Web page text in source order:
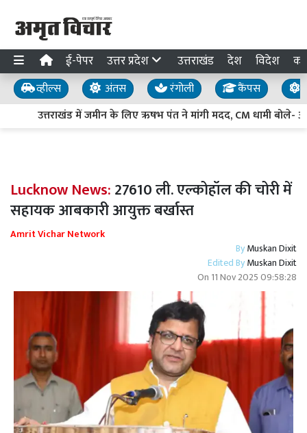
ई-पेपर उत्तर प्रदेश उत्तराखंड देश विदेश
व्हील्स अंतस रंगोली कैंपस
उत्तराखंड में जमीन के लिए ऋषभ पंत ने मांगी मदद, CM धामी बोले-
Lucknow News:27610 ली. एल्कोहॉल की चोरी में
सहायक आबकारी आयुक्त बर्खास्त
Amrit Vichar Network
ByMuskan Dixit
Edited ByMuskan Dixit
On 11 Nov 2025 09:58:28